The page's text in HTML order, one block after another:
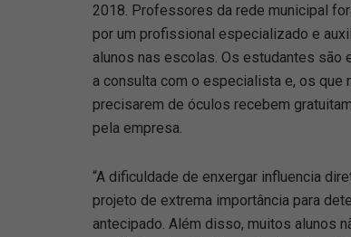
2018. Professores da rede municipal
por um profissional especializado e
alunos nas escolas. Os estudantes são
a consulta com o especialista e, os que
precisarem de óculos recebem
pela empresa.
“A dificuldade de enxergar influencia
projeto de extrema importância para
antecipado. Além disso, muitos alunos